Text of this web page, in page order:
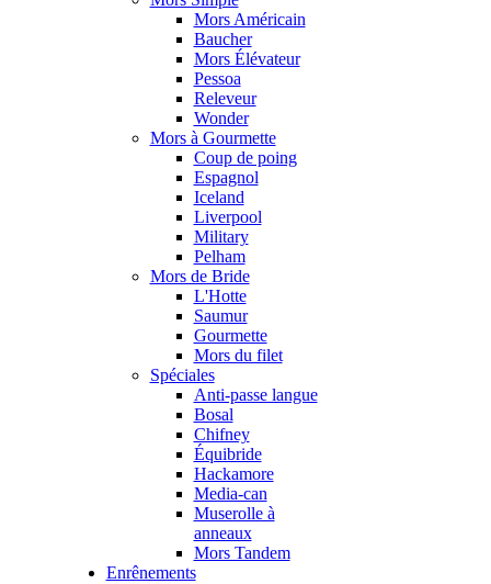
Mors Américain
Baucher
Mors Élévateur
Pessoa
Releveur
Wonder
Mors à Gourmette
Coup de poing
Espagnol
Iceland
Liverpool
Military
Pelham
Mors de Bride
L'Hotte
Saumur
Gourmette
Mors du filet
Spéciales
Anti-passe langue
Bosal
Chifney
Équibride
Hackamore
Media-can
Muserolle à
anneaux
Mors Tandem
Enrênements